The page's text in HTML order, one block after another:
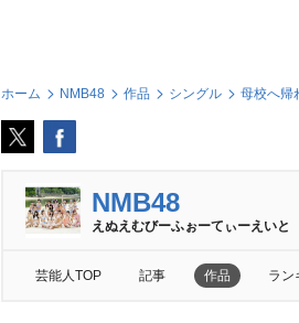
ホーム NMB48 作品 シングル 母校へ帰
NMB48
えぬえむびーふぉーてぃーえいと
芸能人TOP 記事 作品 ラン